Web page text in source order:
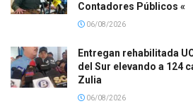
Contadores Públicos «
06/08/2026
Entregan rehabilitada
del Sur elevando a 124
Zulia
06/08/2026